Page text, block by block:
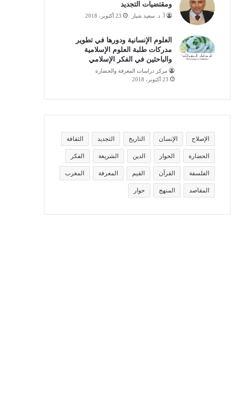
ومقتضيات التجديد
أ. د. سعيد شبار 23 أكتوبر، 2018
العلوم الإنسانية ودورها في تطوير
مدركات طلبة العلوم الإسلامية
والباحثين في الفكر الإسلامي
مركز دراسات المعرفة والحضارة
23 أكتوبر، 2018
الإصلاح الإنسان التاريخ التجديد الثقافة
الحضارة الحوار الدين الشريعة الفكر
الفلسفة القرآن القيم المعرفة المغرب
المقاصد المنهج حوار